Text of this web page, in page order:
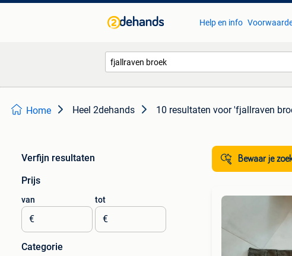
Help en info
Home Heel 2dehands 10 resultaten voor 'fjallraven
Verfijn resultaten
Prijs
van
€
tot
€
Categorie
Bewaar je